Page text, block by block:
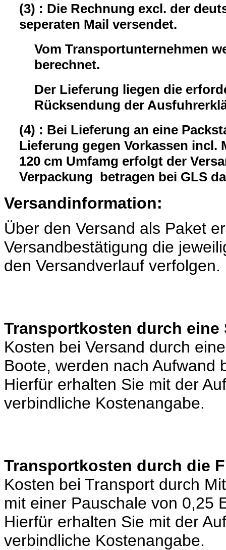
(3) : Die Rechnung excl. der
seperaten Mail versendet.
Vom Transportunternehmen
berechnet.
Der Lieferung liegen die
Rücksendung der
(4) : Bei Lieferung an eine
Lieferung gegen Vorkassen incl.
120 cm Umfamg erfolgt der
Verpackung betragen bei GLS
Versandinformation:
Über den Versand als Paket
Versandbestätigung die
den Versandverlauf verfolgen.
Transportkosten durch eine
Kosten bei Versand durch
Boote, werden nach Aufwand
Hierfür erhalten Sie mit der
verbindliche Kostenangabe.
Transportkosten durch die
Kosten bei Transport durch
mit einer Pauschale von 0,25
Hierfür erhalten Sie mit der
verbindliche Kostenangabe.